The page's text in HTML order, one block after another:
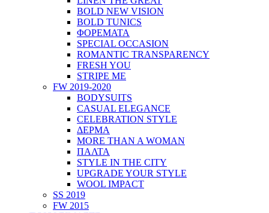
BOLD NEW VISION
BOLD TUNICS
ΦΟΡΕΜΑΤΑ
SPECIAL OCCASION
ROMANTIC TRANSPARENCY
FRESH YOU
STRIPE ME
FW 2019-2020
BODYSUITS
CASUAL ELEGANCE
CELEBRATION STYLE
ΔΕΡΜΑ
MORE THAN A WOMAN
ΠΑΛΤΑ
STYLE IN THE CITY
UPGRADE YOUR STYLE
WOOL IMPACT
SS 2019
FW 2015